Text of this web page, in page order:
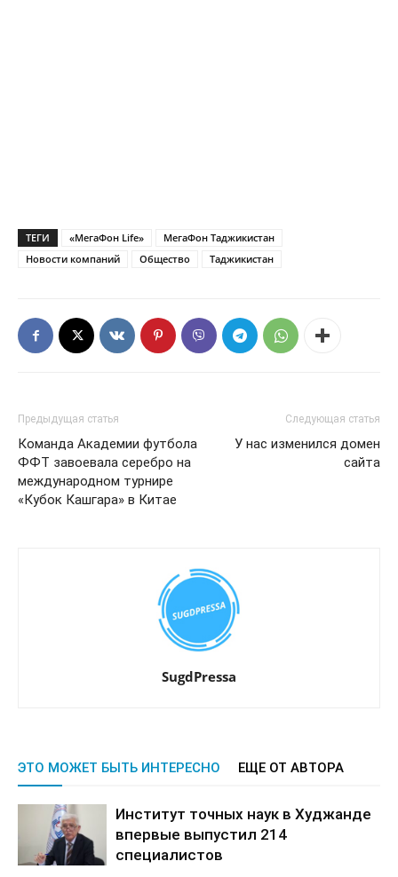
ТЕГИ «МегаФон Life»
МегаФон Таджикистан
Новости компаний
Общество Таджикистан
Предыдущая статья
Команда Академии футбола
ФФТ завоевала серебро на
международном турнире
«Кубок Кашгара» в Китае
Следующая статья
У нас изменился домен
сайта
SugdPressa
ЭТО МОЖЕТ БЫТЬ ИНТЕРЕСНО ЕЩЕ ОТ АВТОРА
Институт точных наук в Худжанде
впервые выпустил 214
специалистов